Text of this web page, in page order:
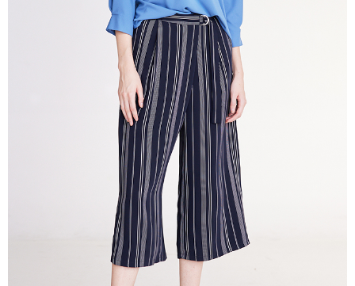
https://aftee.tw/terms/#terms3
３．未成年的使用者請事先徵得法定代理人或監護人之同意方可使用
「AFTEE先享後付」，若未經同意申辦者引起之損失，本公司不負相關責
４．使用「AFTEE先享後付」時，將依據個別帳號之用戶狀況，依本公司即
時審查核予不同之上限額度；若仍有額度不足之情形，本公司將視審查結果
請求用戶進行身份認證。
５．嚴禁一人註冊多個帳號或使用他人資訊註冊。若發現惡意使用之情形，
恩沛科技股份有限公司將有權停止該用戶之使用額度並採取法律行動。